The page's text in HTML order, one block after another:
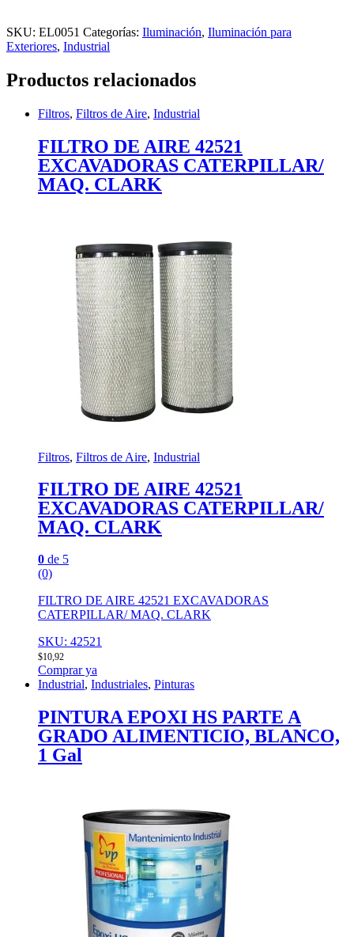
SKU: EL0051 Categorías: Iluminación, Iluminación para
Exteriores, Industrial
Productos relacionados
Filtros, Filtros de Aire, Industrial
FILTRO DE AIRE 42521
EXCAVADORAS CATERPILLAR/
MAQ. CLARK
Filtros, Filtros de Aire, Industrial
FILTRO DE AIRE 42521
EXCAVADORAS CATERPILLAR/
MAQ. CLARK
0 de 5
(0)
FILTRO DE AIRE 42521 EXCAVADORAS
CATERPILLAR/ MAQ. CLARK
SKU: 42521
$10,92
Comprar ya
Industrial, Industriales, Pinturas
PINTURA EPOXI HS PARTE A
GRADO ALIMENTICIO, BLANCO,
1 Gal